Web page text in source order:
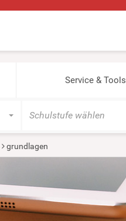
Service & Tools
Schulstufe wählen
grundlagen